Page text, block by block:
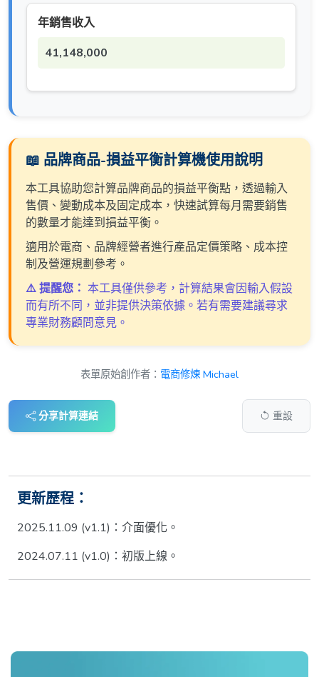
年銷售收入
41,148,000
📖 品牌商品-損益平衡計算機使用說明
本工具協助您計算品牌商品的損益平衡點，透過輸入
售價、變動成本及固定成本，快速試算每月需要銷售
的數量才能達到損益平衡。
適用於電商、品牌經營者進行產品定價策略、成本控
制及營運規劃參考。
⚠️ 提醒您： 本工具僅供參考，計算結果會因輸入假設
而有所不同，並非提供決策依據。若有需要建議尋求
專業財務顧問意見。
表單原始創作者： 電商修煉 Michael
分享計算連結 重設
更新歷程：
2025.11.09 (v1.1)：介面優化。
2024.07.11 (v1.0)：初版上線。